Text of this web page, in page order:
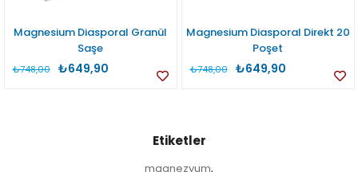
Diasporal Granül
Saşe
₺649,90
Magnesium Diasporal Direkt 20
Poşet
₺649,90
₺748,00
Etiketler
magnezyum,